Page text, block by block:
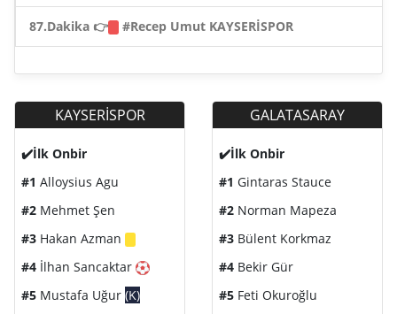
87.Dakika 👉 #Recep Umut KAYSERİSPOR
KAYSERİSPOR
✔️İlk Onbir
#1 Alloysius Agu
#2 Mehmet Şen
#3 Hakan Azman
#4 İlhan Sancaktar
#5 Mustafa Uğur (K)
GALATASARAY
✔️İlk Onbir
#1 Gintaras Stauce
#2 Norman Mapeza
#3 Bülent Korkmaz
#4 Bekir Gür
#5 Feti Okuroğlu